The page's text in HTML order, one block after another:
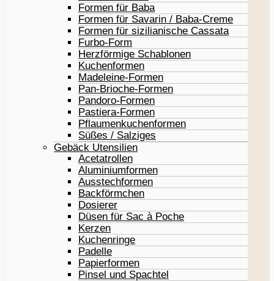
Formen für Baba
Formen für Savarin / Baba-Creme
Formen für sizilianische Cassata
Furbo-Form
Herzförmige Schablonen
Kuchenformen
Madeleine-Formen
Pan-Brioche-Formen
Pandoro-Formen
Pastiera-Formen
Pflaumenkuchenformen
Süßes / Salziges
Gebäck Utensilien
Acetatrollen
Aluminiumformen
Ausstechformen
Backförmchen
Dosierer
Düsen für Sac à Poche
Kerzen
Kuchenringe
Padelle
Papierformen
Pinsel und Spachtel